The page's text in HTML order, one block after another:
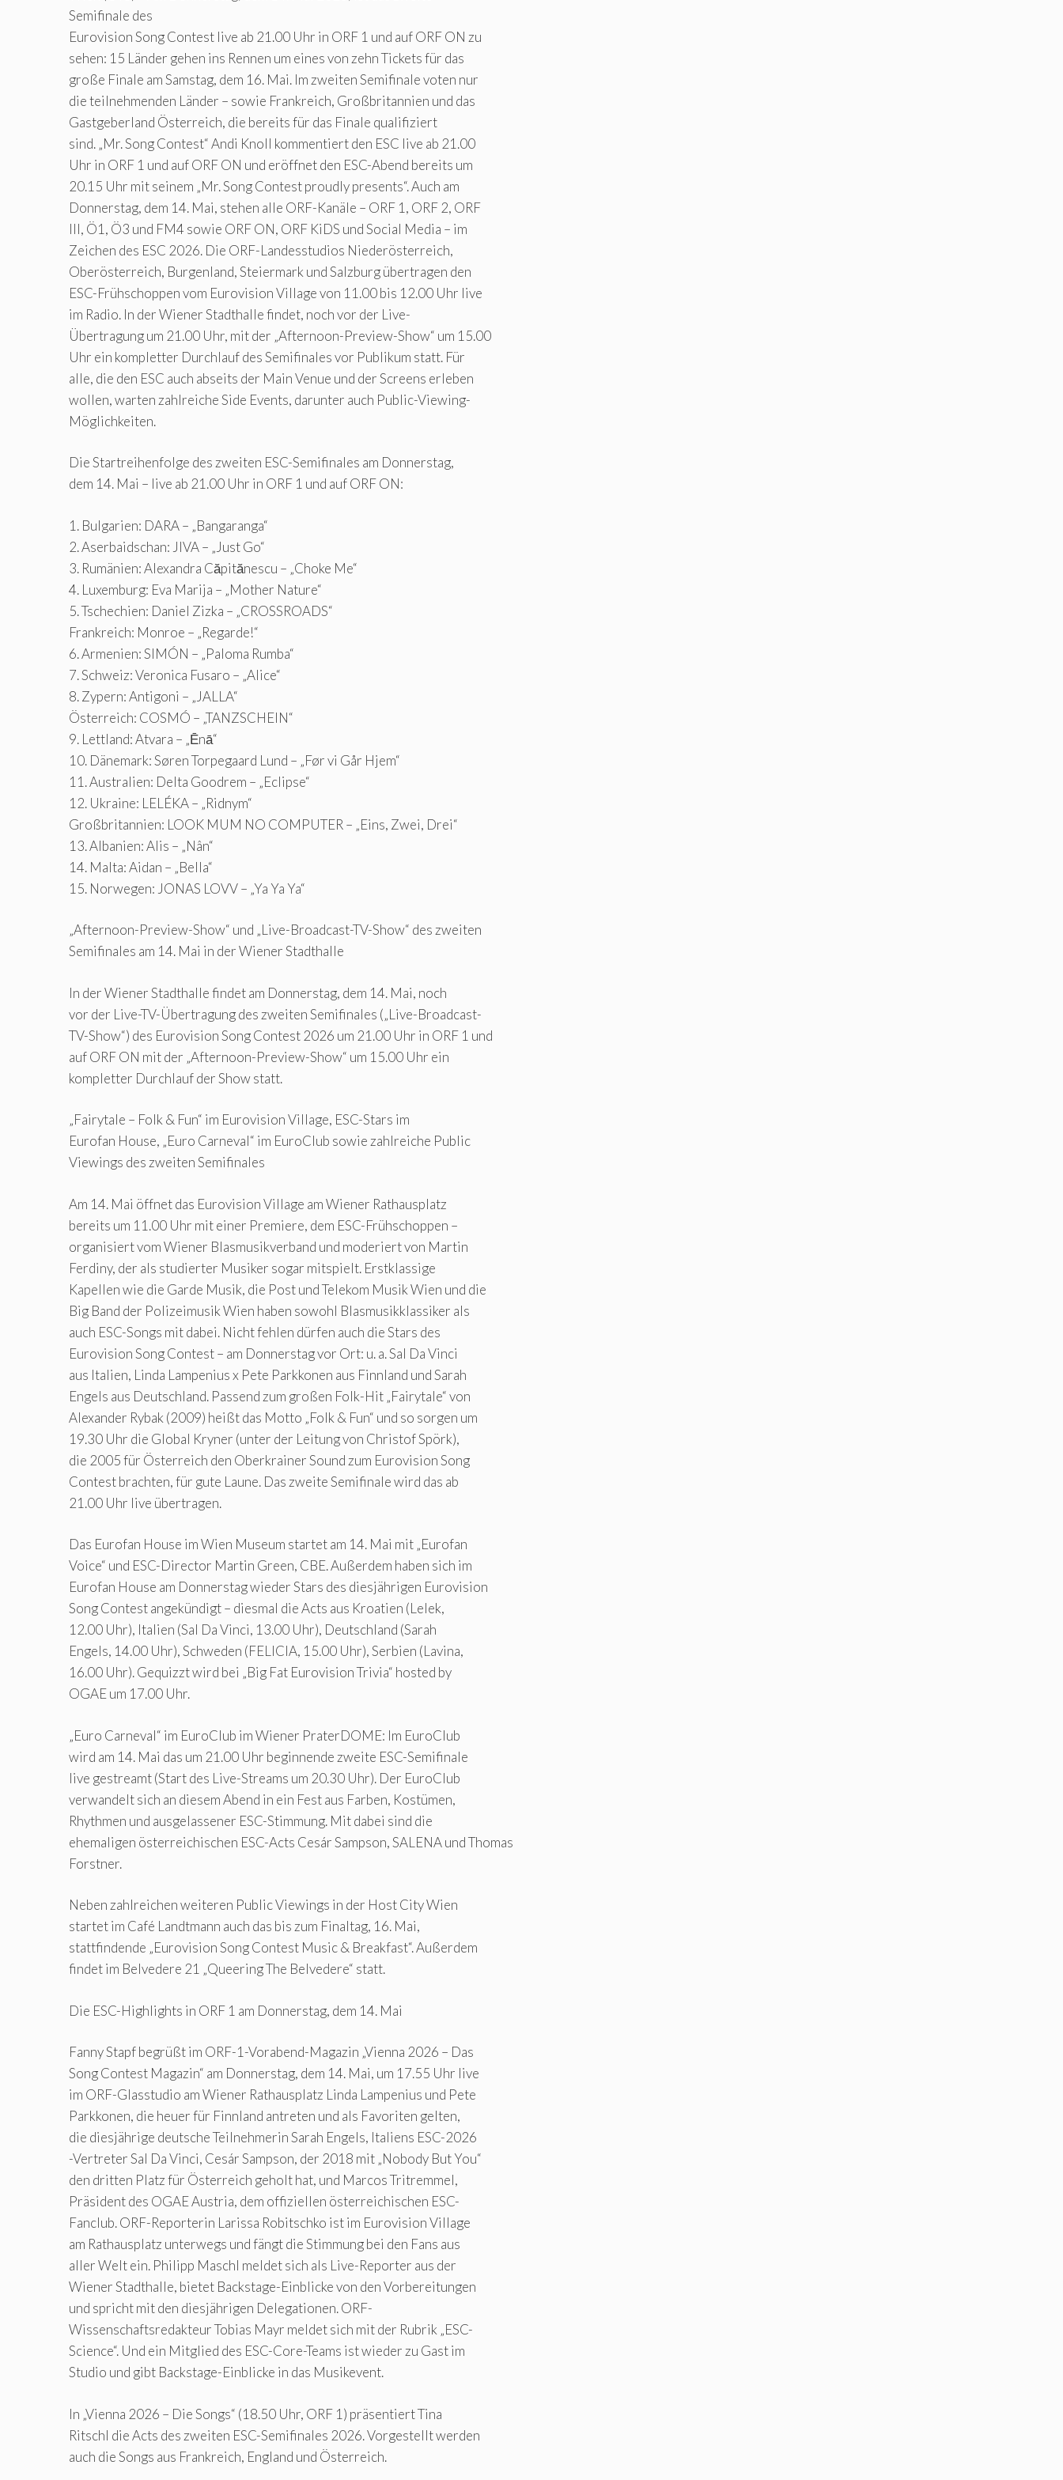
Semifinale des
Eurovision Song Contest live ab 21.00 Uhr in ORF 1 und auf ORF ON zu
sehen: 15 Länder gehen ins Rennen um eines von zehn Tickets für das
große Finale am Samstag, dem 16. Mai. Im zweiten Semifinale voten nur
die teilnehmenden Länder – sowie Frankreich, Großbritannien und das
Gastgeberland Österreich, die bereits für das Finale qualifiziert
sind. „Mr. Song Contest“ Andi Knoll kommentiert den ESC live ab 21.00
Uhr in ORF 1 und auf ORF ON und eröffnet den ESC-Abend bereits um
20.15 Uhr mit seinem „Mr. Song Contest proudly presents“. Auch am
Donnerstag, dem 14. Mai, stehen alle ORF-Kanäle – ORF 1, ORF 2, ORF
III, Ö1, Ö3 und FM4 sowie ORF ON, ORF KiDS und Social Media – im
Zeichen des ESC 2026. Die ORF-Landesstudios Niederösterreich,
Oberösterreich, Burgenland, Steiermark und Salzburg übertragen den
ESC-Frühschoppen vom Eurovision Village von 11.00 bis 12.00 Uhr live
im Radio. In der Wiener Stadthalle findet, noch vor der Live-
Übertragung um 21.00 Uhr, mit der „Afternoon-Preview-Show“ um 15.00
Uhr ein kompletter Durchlauf des Semifinales vor Publikum statt. Für
alle, die den ESC auch abseits der Main Venue und der Screens erleben
wollen, warten zahlreiche Side Events, darunter auch Public-Viewing-
Möglichkeiten.
Die Startreihenfolge des zweiten ESC-Semifinales am Donnerstag,
dem 14. Mai – live ab 21.00 Uhr in ORF 1 und auf ORF ON:
1. Bulgarien: DARA – „Bangaranga“
2. Aserbaidschan: JIVA – „Just Go“
3. Rumänien: Alexandra Căpitănescu – „Choke Me“
4. Luxemburg: Eva Marija – „Mother Nature“
5. Tschechien: Daniel Zizka – „CROSSROADS“
Frankreich: Monroe – „Regarde!“
6. Armenien: SIMÓN – „Paloma Rumba“
7. Schweiz: Veronica Fusaro – „Alice“
8. Zypern: Antigoni – „JALLA“
Österreich: COSMÓ – „TANZSCHEIN“
9. Lettland: Atvara – „Ēnā“
10. Dänemark: Søren Torpegaard Lund – „Før vi Går Hjem“
11. Australien: Delta Goodrem – „Eclipse“
12. Ukraine: LELÉKA – „Ridnym“
Großbritannien: LOOK MUM NO COMPUTER – „Eins, Zwei, Drei“
13. Albanien: Alis – „Nân“
14. Malta: Aidan – „Bella“
15. Norwegen: JONAS LOVV – „Ya Ya Ya“
„Afternoon-Preview-Show“ und „Live-Broadcast-TV-Show“ des zweiten
Semifinales am 14. Mai in der Wiener Stadthalle
In der Wiener Stadthalle findet am Donnerstag, dem 14. Mai, noch
vor der Live-TV-Übertragung des zweiten Semifinales („Live-Broadcast-
TV-Show“) des Eurovision Song Contest 2026 um 21.00 Uhr in ORF 1 und
auf ORF ON mit der „Afternoon-Preview-Show“ um 15.00 Uhr ein
kompletter Durchlauf der Show statt.
„Fairytale – Folk & Fun“ im Eurovision Village, ESC-Stars im
Eurofan House, „Euro Carneval“ im EuroClub sowie zahlreiche Public
Viewings des zweiten Semifinales
Am 14. Mai öffnet das Eurovision Village am Wiener Rathausplatz
bereits um 11.00 Uhr mit einer Premiere, dem ESC-Frühschoppen –
organisiert vom Wiener Blasmusikverband und moderiert von Martin
Ferdiny, der als studierter Musiker sogar mitspielt. Erstklassige
Kapellen wie die Garde Musik, die Post und Telekom Musik Wien und die
Big Band der Polizeimusik Wien haben sowohl Blasmusikklassiker als
auch ESC-Songs mit dabei. Nicht fehlen dürfen auch die Stars des
Eurovision Song Contest – am Donnerstag vor Ort: u. a. Sal Da Vinci
aus Italien, Linda Lampenius x Pete Parkkonen aus Finnland und Sarah
Engels aus Deutschland. Passend zum großen Folk-Hit „Fairytale“ von
Alexander Rybak (2009) heißt das Motto „Folk & Fun“ und so sorgen um
19.30 Uhr die Global Kryner (unter der Leitung von Christof Spörk),
die 2005 für Österreich den Oberkrainer Sound zum Eurovision Song
Contest brachten, für gute Laune. Das zweite Semifinale wird das ab
21.00 Uhr live übertragen.
Das Eurofan House im Wien Museum startet am 14. Mai mit „Eurofan
Voice“ und ESC-Director Martin Green, CBE. Außerdem haben sich im
Eurofan House am Donnerstag wieder Stars des diesjährigen Eurovision
Song Contest angekündigt – diesmal die Acts aus Kroatien (Lelek,
12.00 Uhr), Italien (Sal Da Vinci, 13.00 Uhr), Deutschland (Sarah
Engels, 14.00 Uhr), Schweden (FELICIA, 15.00 Uhr), Serbien (Lavina,
16.00 Uhr). Gequizzt wird bei „Big Fat Eurovision Trivia“ hosted by
OGAE um 17.00 Uhr.
„Euro Carneval“ im EuroClub im Wiener PraterDOME: Im EuroClub
wird am 14. Mai das um 21.00 Uhr beginnende zweite ESC-Semifinale
live gestreamt (Start des Live-Streams um 20.30 Uhr). Der EuroClub
verwandelt sich an diesem Abend in ein Fest aus Farben, Kostümen,
Rhythmen und ausgelassener ESC-Stimmung. Mit dabei sind die
ehemaligen österreichischen ESC-Acts Cesár Sampson, SALENA und Thomas
Forstner.
Neben zahlreichen weiteren Public Viewings in der Host City Wien
startet im Café Landtmann auch das bis zum Finaltag, 16. Mai,
stattfindende „Eurovision Song Contest Music & Breakfast“. Außerdem
findet im Belvedere 21 „Queering The Belvedere“ statt.
Die ESC-Highlights in ORF 1 am Donnerstag, dem 14. Mai
Fanny Stapf begrüßt im ORF-1-Vorabend-Magazin „Vienna 2026 – Das
Song Contest Magazin“ am Donnerstag, dem 14. Mai, um 17.55 Uhr live
im ORF-Glasstudio am Wiener Rathausplatz Linda Lampenius und Pete
Parkkonen, die heuer für Finnland antreten und als Favoriten gelten,
die diesjährige deutsche Teilnehmerin Sarah Engels, Italiens ESC-2026
-Vertreter Sal Da Vinci, Cesár Sampson, der 2018 mit „Nobody But You“
den dritten Platz für Österreich geholt hat, und Marcos Tritremmel,
Präsident des OGAE Austria, dem offiziellen österreichischen ESC-
Fanclub. ORF-Reporterin Larissa Robitschko ist im Eurovision Village
am Rathausplatz unterwegs und fängt die Stimmung bei den Fans aus
aller Welt ein. Philipp Maschl meldet sich als Live-Reporter aus der
Wiener Stadthalle, bietet Backstage-Einblicke von den Vorbereitungen
und spricht mit den diesjährigen Delegationen. ORF-
Wissenschaftsredakteur Tobias Mayr meldet sich mit der Rubrik „ESC-
Science“. Und ein Mitglied des ESC-Core-Teams ist wieder zu Gast im
Studio und gibt Backstage-Einblicke in das Musikevent.
In „Vienna 2026 – Die Songs“ (18.50 Uhr, ORF 1) präsentiert Tina
Ritschl die Acts des zweiten ESC-Semifinales 2026. Vorgestellt werden
auch die Songs aus Frankreich, England und Österreich.